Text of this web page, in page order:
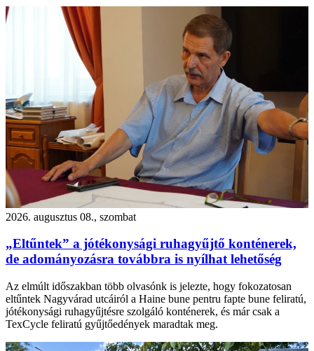
2026. augusztus 08., szombat
„Eltűntek” a jótékonysági ruhagyűjtő konténerek,
de adományozásra továbbra is nyílhat lehetőség
Az elmúlt időszakban több olvasónk is jelezte, hogy fokozatosan
eltűntek Nagyvárad utcáiról a Haine bune pentru fapte bune feliratú,
jótékonysági ruhagyűjtésre szolgáló konténerek, és már csak a
TexCycle feliratú gyűjtőedények maradtak meg.